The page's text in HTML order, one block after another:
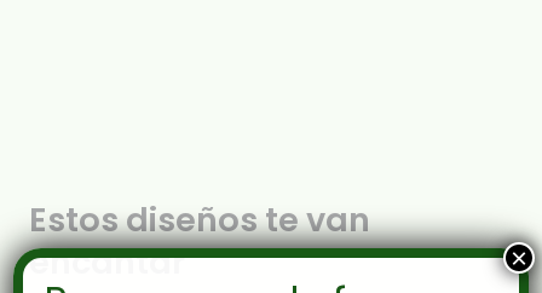
Estos diseños te van
encantar
×